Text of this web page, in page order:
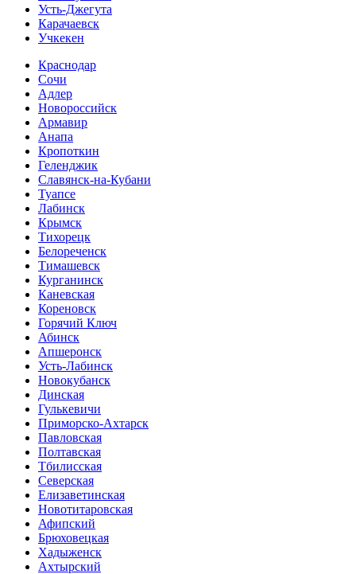
Усть-Джегута
Карачаевск
Учкекен
Краснодар
Сочи
Адлер
Новороссийск
Армавир
Анапа
Кропоткин
Геленджик
Славянск-на-Кубани
Туапсе
Лабинск
Крымск
Тихорецк
Белореченск
Тимашевск
Курганинск
Каневская
Кореновск
Горячий Ключ
Абинск
Апшеронск
Усть-Лабинск
Новокубанск
Динская
Гулькевичи
Приморско-Ахтарск
Павловская
Полтавская
Тбилисская
Северская
Елизаветинская
Новотитаровская
Афипский
Брюховецкая
Хадыженск
Ахтырский